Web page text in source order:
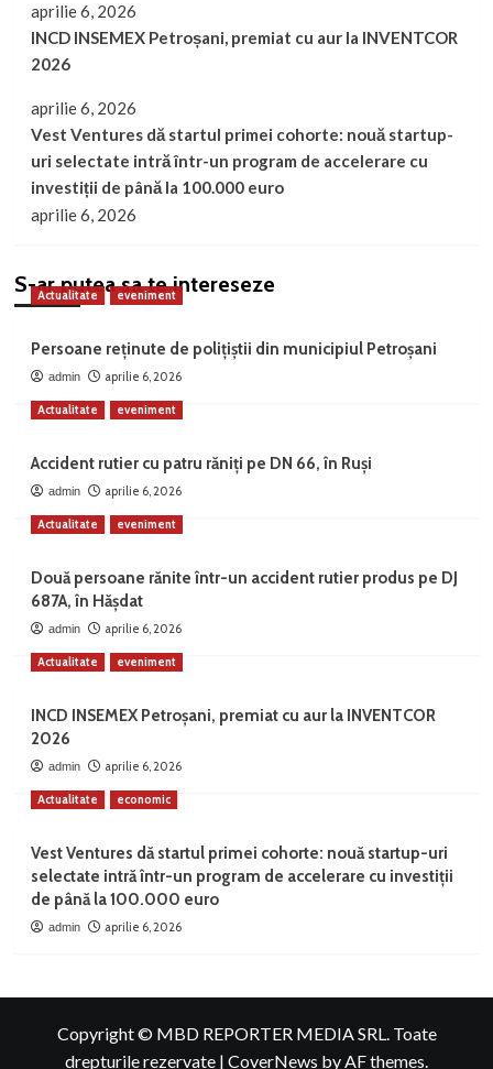
aprilie 6, 2026
INCD INSEMEX Petroșani, premiat cu aur la INVENTCOR
2026
aprilie 6, 2026
Vest Ventures dă startul primei cohorte: nouă startup-
uri selectate intră într-un program de accelerare cu
investiții de până la 100.000 euro
aprilie 6, 2026
S-ar putea sa te intereseze
Actualitate eveniment
Persoane reținute de polițiștii din municipiul Petroșani
admin aprilie 6, 2026
Actualitate eveniment
Accident rutier cu patru răniți pe DN 66, în Ruși
admin aprilie 6, 2026
Actualitate eveniment
Două persoane rănite într-un accident rutier produs pe DJ
687A, în Hășdat
admin aprilie 6, 2026
Actualitate eveniment
INCD INSEMEX Petroșani, premiat cu aur la INVENTCOR
2026
admin aprilie 6, 2026
Actualitate economic
Vest Ventures dă startul primei cohorte: nouă startup-uri
selectate intră într-un program de accelerare cu investiții
de până la 100.000 euro
admin aprilie 6, 2026
Copyright © MBD REPORTER MEDIA SRL. Toate
drepturile rezervate | CoverNews by AF themes.